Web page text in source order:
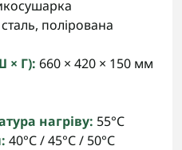
полірована
× Г): 660 × 420 × 150 мм
нагріву: 55°C
40°С / 45°С / 50°С